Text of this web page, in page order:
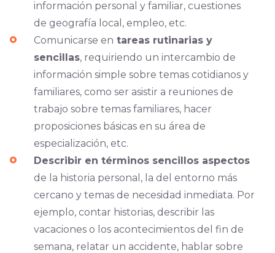
información personal y familiar, cuestiones
de geografía local, empleo, etc.
Comunicarse en tareas rutinarias y
sencillas, requiriendo un intercambio de
información simple sobre temas cotidianos y
familiares, como ser asistir a reuniones de
trabajo sobre temas familiares, hacer
proposiciones básicas en su área de
especialización, etc.
Describir en términos sencillos aspectos
de la historia personal, la del entorno más
cercano y temas de necesidad inmediata. Por
ejemplo, contar historias, describir las
vacaciones o los acontecimientos del fin de
semana, relatar un accidente, hablar sobre